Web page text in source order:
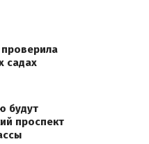
садах
будут
проспект